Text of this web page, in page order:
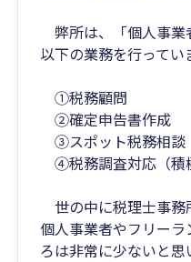
弊所は、「個人事業
以下の業務を行ってい
①税務顧問
②確定申告書作成
③スポット税務相談
④税務調査対応（積
世の中に税理士事務
個人事業者やフリー
ろは非常に少ないと思